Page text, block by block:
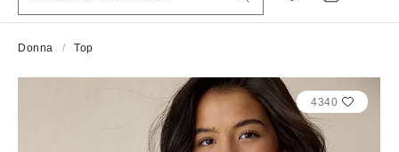
Donna Top
4340